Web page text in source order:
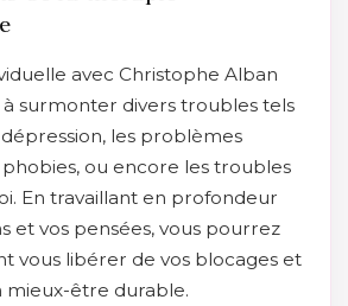
avec Christophe Alban
surmonter divers troubles tels
les problèmes
ou encore les troubles
En travaillant en profondeur
et vos pensées, vous pourrez
vous libérer de vos blocages et
mieux-être durable.